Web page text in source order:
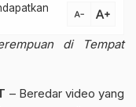
text_decrease text_increase
di Tempat
– Beredar video yang